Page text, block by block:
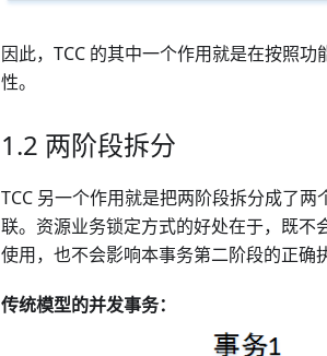
因此，TCC 的其中一个作用就是在按照
性。
1.2 两阶段拆分
TCC 另一个作用就是把两阶段拆分成了
联。资源业务锁定方式的好处在于，既
使用，也不会影响本事务第二阶段的正确
传统模型的并发事务：